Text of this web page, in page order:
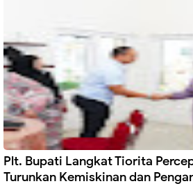
Plt. Bupati Langkat Tiorita
Turunkan Kemiskinan dan